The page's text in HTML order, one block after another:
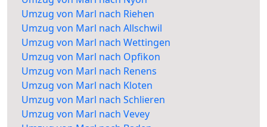
Umzug von Marl nach Riehen
Umzug von Marl nach Allschwil
Umzug von Marl nach Wettingen
Umzug von Marl nach Opfikon
Umzug von Marl nach Renens
Umzug von Marl nach Kloten
Umzug von Marl nach Schlieren
Umzug von Marl nach Vevey